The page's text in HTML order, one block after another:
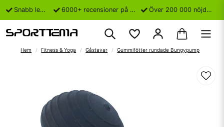
Snabb leverans 6000+ recensioner på Trustpilot Över 200 000 nöjda kunder
Hem Fitness & Yoga Gåstavar Gummifötter rundade Bungypump